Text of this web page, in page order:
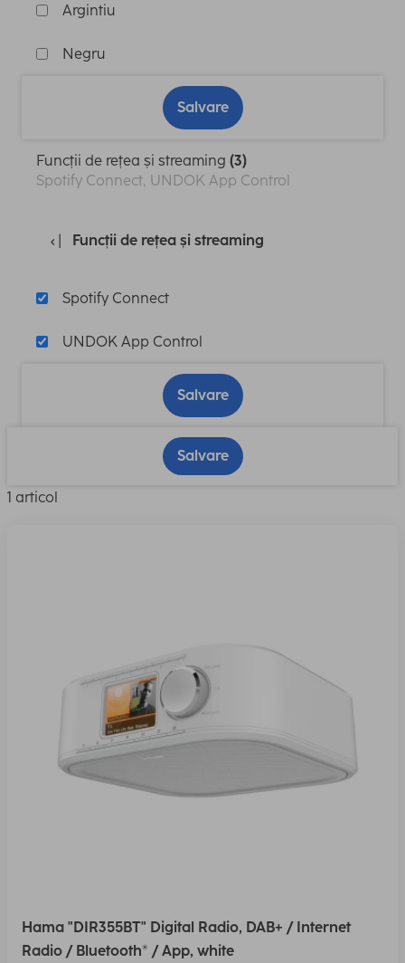
Argintiu
Negru
Salvare
Funcții de rețea și streaming (3)
Spotify Connect, UNDOK App Control
Funcții de rețea și streaming
Spotify Connect
UNDOK App Control
Salvare
Salvare
1 articol
Hama "DIR355BT" Digital Radio, DAB+ / Internet
Radio / Bluetooth® / App, white